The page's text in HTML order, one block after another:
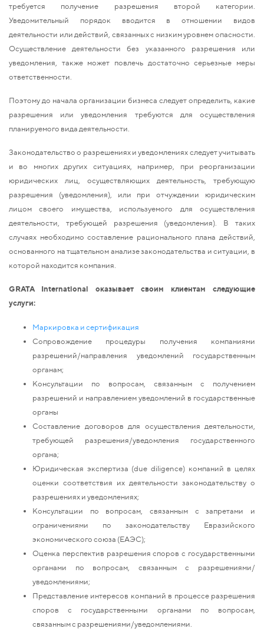
требуется получение разрешения второй категории.
Уведомительный порядок вводится в отношении видов
деятельности или действий, связанных с низким уровнем опасности.
Осуществление деятельности без указанного разрешения или
уведомления, также может повлечь достаточно серьезные меры
ответственности.
Поэтому до начала организации бизнеса следует определить, какие
разрешения или уведомления требуются для осуществления
планируемого вида деятельности.
Законодательство о разрешениях и уведомлениях следует учитывать
и во многих других ситуациях, например, при реорганизации
юридических лиц, осуществляющих деятельность, требующую
разрешения (уведомления), или при отчуждении юридическим
лицом своего имущества, используемого для осуществления
деятельности, требующей разрешения (уведомления). В таких
случаях необходимо составление рационального плана действий,
основанного на тщательном анализе законодательства и ситуации, в
которой находится компания.
GRATA International оказывает своим клиентам следующие
услуги:
Маркировка и сертификация
Сопровождение процедуры получения компаниями
разрешений/направления уведомлений государственным
органам;
Консультации по вопросам, связанным с получением
разрешений и направлением уведомлений в государственные
органы
Составление договоров для осуществления деятельности,
требующей разрешения/уведомления государственного
органа;
Юридическая экспертиза (due diligence) компаний в целях
оценки соответствия их деятельности законодательству о
разрешениях и уведомлениях;
Консультации по вопросам, связанным с запретами и
ограничениями по законодательству Евразийского
экономического союза (ЕАЭС);
Оценка перспектив разрешения споров с государственными
органами по вопросам, связанным с разрешениями/
уведомлениями;
Представление интересов компаний в процессе разрешения
споров с государственными органами по вопросам,
связанным с разрешениями/уведомлениями.